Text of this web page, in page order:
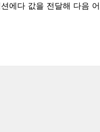
에다 값을 전달해 다음